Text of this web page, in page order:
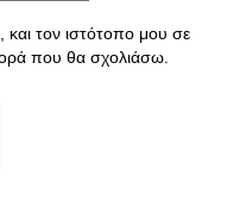
τον ιστότοπο μου σε
που θα σχολιάσω.